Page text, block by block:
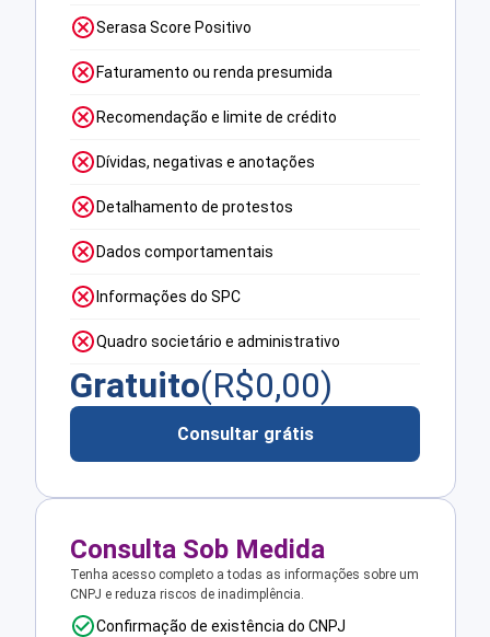
Serasa Score Positivo
Faturamento ou renda presumida
Recomendação e limite de crédito
Dívidas, negativas e anotações
Detalhamento de protestos
Dados comportamentais
Informações do SPC
Quadro societário e administrativo
Gratuito(R$0,00)
Consultar grátis
Consulta Sob Medida
Tenha acesso completo a todas as informações sobre um
CNPJ e reduza riscos de inadimplência.
Confirmação de existência do CNPJ